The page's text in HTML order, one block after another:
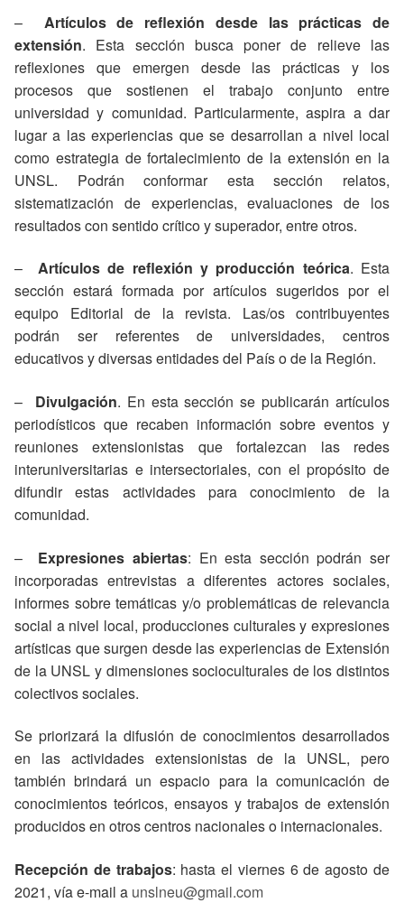
– Artículos de reflexión desde las prácticas de
extensión. Esta sección busca poner de relieve las
reflexiones que emergen desde las prácticas y los
procesos que sostienen el trabajo conjunto entre
universidad y comunidad. Particularmente, aspira a dar
lugar a las experiencias que se desarrollan a nivel local
como estrategia de fortalecimiento de la extensión en la
UNSL. Podrán conformar esta sección relatos,
sistematización de experiencias, evaluaciones de los
resultados con sentido crítico y superador, entre otros.
– Artículos de reflexión y producción teórica. Esta
sección estará formada por artículos sugeridos por el
equipo Editorial de la revista. Las/os contribuyentes
podrán ser referentes de universidades, centros
educativos y diversas entidades del País o de la Región.
– Divulgación. En esta sección se publicarán artículos
periodísticos que recaben información sobre eventos y
reuniones extensionistas que fortalezcan las redes
interuniversitarias e intersectoriales, con el propósito de
difundir estas actividades para conocimiento de la
comunidad.
– Expresiones abiertas: En esta sección podrán ser
incorporadas entrevistas a diferentes actores sociales,
informes sobre temáticas y/o problemáticas de relevancia
social a nivel local, producciones culturales y expresiones
artísticas que surgen desde las experiencias de Extensión
de la UNSL y dimensiones socioculturales de los distintos
colectivos sociales.
Se priorizará la difusión de conocimientos desarrollados
en las actividades extensionistas de la UNSL, pero
también brindará un espacio para la comunicación de
conocimientos teóricos, ensayos y trabajos de extensión
producidos en otros centros nacionales o internacionales.
Recepción de trabajos: hasta el viernes 6 de agosto de
2021, vía e-mail a unslneu@gmail.com